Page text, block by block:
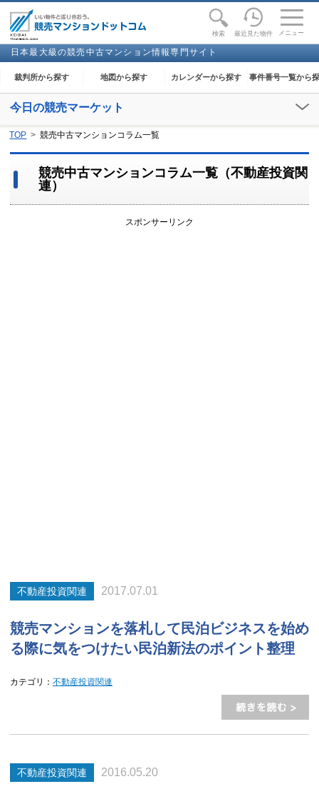
検索 最近見た物件 メニュー
日本最大級の競売中古マンション情報専門サイト
裁判所から探す 地図から探す カレンダーから探す 事件番号一覧から
toggle
今日の競売マーケット
TOP 競売中古マンションコラム一覧
競売中古マンションコラム一覧（不動産投資関
連）
スポンサーリンク
不動産投資関連 2017.07.01
競売マンションを落札して民泊ビジネスを始め
る際に気をつけたい民泊新法のポイント整理
カテゴリ： 不動産投資関連
不動産投資関連 2016.05.20